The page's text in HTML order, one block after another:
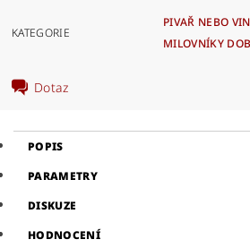
KATEGORIE
PIVAŘ NEBO
MILOVNÍKY
Dotaz
POPIS
PARAMETRY
DISKUZE
HODNOCENÍ